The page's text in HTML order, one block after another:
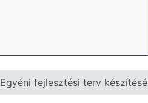
Egyéni fejlesztési terv